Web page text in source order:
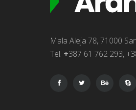
Mala Aleja 78, 71000
Tel. +387 61 762 293,